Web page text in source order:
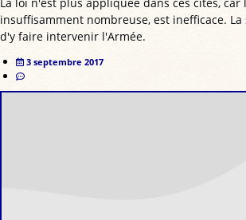
insuffisamment nombreuse, est inefficace.
d'y faire intervenir l'Armée.
3 septembre 2017